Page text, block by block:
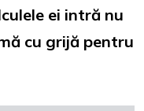
ei intră nu
cu grijă pentru